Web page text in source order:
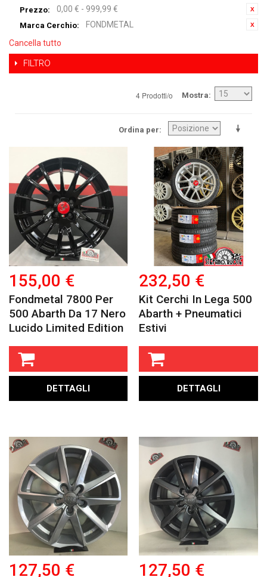
Prezzo: 0,00 € - 999,99 €
Marca Cerchio:
FONDMETAL
Cancella tutto
FILTRO
4 Prodotti/o Mostra
Ordina per
155,00 €
Fondmetal 7800 Per
500 Abarth Da 17 Nero
Lucido Limited Edition
DETTAGLI
232,50 €
Kit Cerchi In Lega 500
Abarth + Pneumatici
Estivi
DETTAGLI
127,50 € 127,50 €